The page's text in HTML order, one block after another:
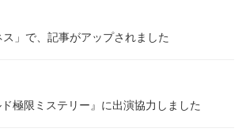
」で、記事がアップされました
極限ミステリー』に出演協力しました